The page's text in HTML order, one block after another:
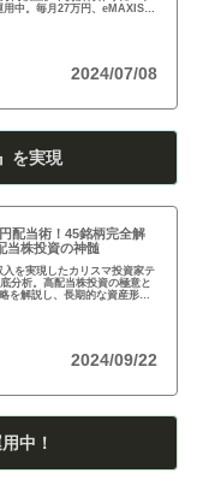
用中。毎月27万円、eMAXIS
2024/07/08
を実現
配当術！45銘柄完全解
当株投資の神髄
を実現したカリスマ投資家テ
分析。高配当株投資の極意と
を解説し、長期的な資産形成
2024/09/22
中！